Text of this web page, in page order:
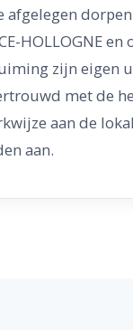
afgelegen
HOLLOGNE
zijn eigen
met de
aan de
aan.